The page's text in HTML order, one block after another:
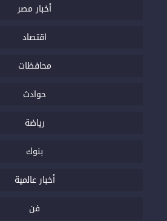
أخبار مصر
اقتصاد
محافظات
حوادث
رياضة
بنوك
أخبار عالمية
فن